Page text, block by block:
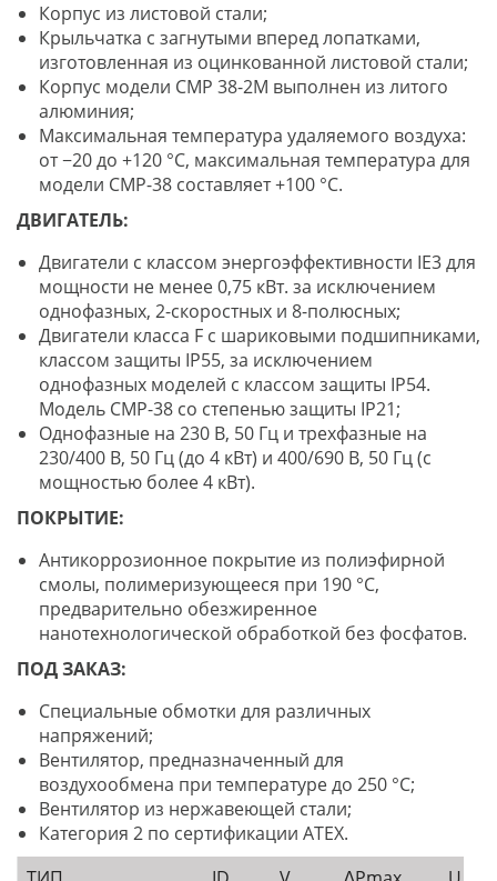
Корпус из листовой стали;
Крыльчатка с загнутыми вперед лопатками,
изготовленная из оцинкованной листовой стали;
Корпус модели CMP 38-2M выполнен из литого
алюминия;
Максимальная температура удаляемого воздуха:
от −20 до +120 °C, максимальная температура для
модели CMP-38 составляет +100 °C.
ДВИГАТЕЛЬ:
Двигатели с классом энергоэффективности IE3 для
мощности не менее 0,75 кВт. за исключением
однофазных, 2-скоростных и 8-полюсных;
Двигатели класса F с шариковыми подшипниками,
классом защиты IP55, за исключением
однофазных моделей с классом защиты IP54.
Модель CMP-38 со степенью защиты IP21;
Однофазные на 230 В, 50 Гц и трехфазные на
230/400 В, 50 Гц (до 4 кВт) и 400/690 В, 50 Гц (с
мощностью более 4 кВт).
ПОКРЫТИЕ:
Антикоррозионное покрытие из полиэфирной
смолы, полимеризующееся при 190 °C,
предварительно обезжиренное
нанотехнологической обработкой без фосфатов.
ПОД ЗАКАЗ:
Специальные обмотки для различных
напряжений;
Вентилятор, предназначенный для
воздухообмена при температуре до 250 °C;
Вентилятор из нержавеющей стали;
Категория 2 по сертификации ATEX.